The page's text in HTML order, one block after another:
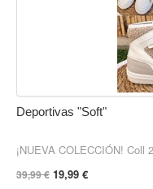
Deportivas "Soft"
¡NUEVA COLECCIÓN! Coll
39,99 € 19,99 €